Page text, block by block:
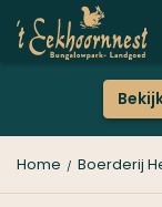
Home Boerderij